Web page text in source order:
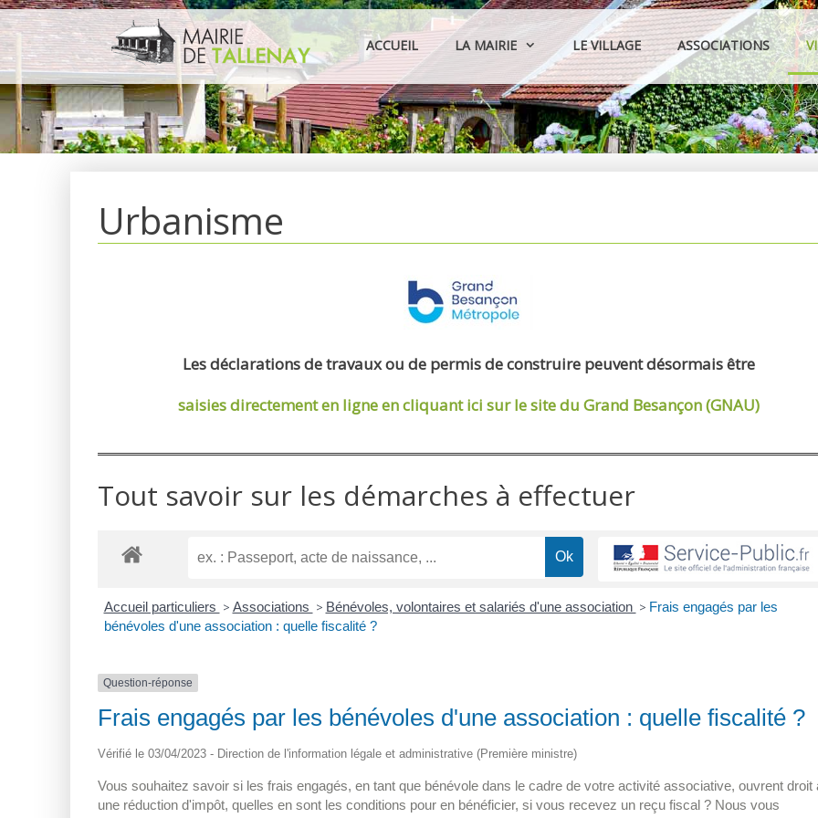
Aller
au
contenu
ACCUEIL LA MAIRIE LE VILLAGE ASSOCIATIONS
Urbanisme
Les déclarations de travaux ou de permis de construire peuvent désormais être
saisies directement en ligneen cliquant ici sur le site du Grand Besançon (GNAU)
Tout savoir sur les démarches à effectuer
Accueil particuliers > Associations > Bénévoles, volontaires et salariés d'une association > Frais engagés par les
bénévoles d'une association : quelle fiscalité ?
Question-réponse
Frais engagés par les bénévoles d'une association : quelle fiscalité ?
Vérifié le 03/04/2023 - Direction de l'information légale et administrative (Première ministre)
Vous souhaitez savoir si les frais engagés, en tant que bénévole dans le cadre de votre activité associative, ouvrent droit
une réduction d'impôt, quelles en sont les conditions pour en bénéficier, si vous recevez un reçu fiscal ? Nous vous